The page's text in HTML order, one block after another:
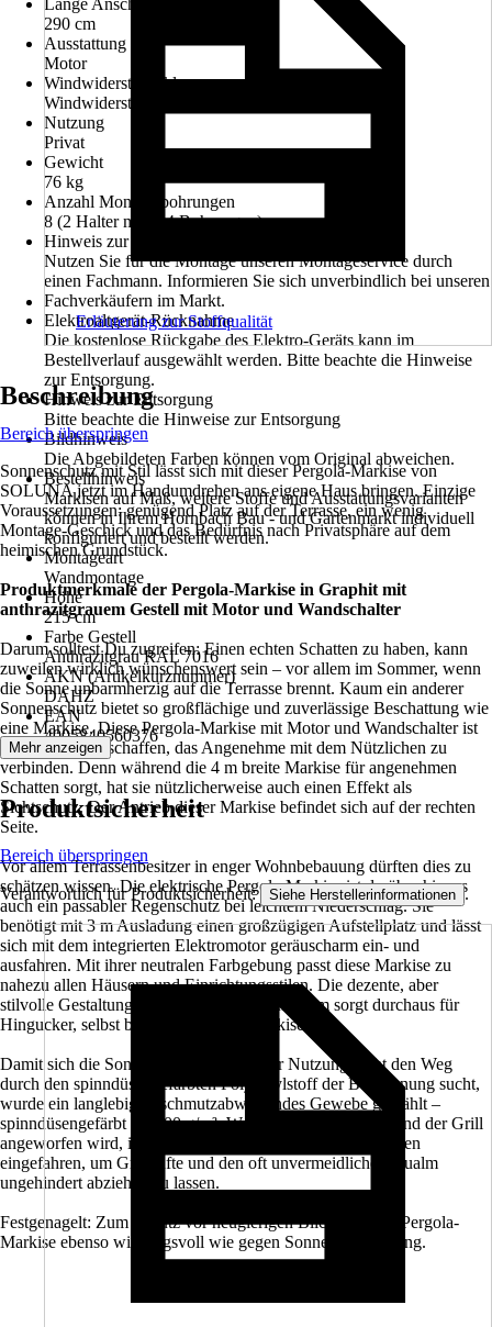
Länge Anschlusskabel
290 cm
Ausstattung
Motor
Windwiderstandsklasse
Windwiderstandsklasse 2
Nutzung
Privat
Gewicht
76 kg
Anzahl Montagebohrungen
8 (2 Halter mit je 4 Bohrungen)
Hinweis zur Montage
Nutzen Sie für die Montage unseren Montageservice durch
einen Fachmann. Informieren Sie sich unverbindlich bei unseren
Fachverkäufern im Markt.
Elektroaltgerät-Rücknahme
Die kostenlose Rückgabe des Elektro-Geräts kann im
Bestellverlauf ausgewählt werden. Bitte beachte die Hinweise
zur Entsorgung.
Hinweis zur Entsorgung
Bitte beachte die Hinweise zur Entsorgung
Bildhinweis
Die Abgebildeten Farben können vom Original abweichen.
Bestellhinweis
Markisen auf Maß, weitere Stoffe und Ausstattungsvarianten
können in Ihrem Hornbach Bau - und Gartenmarkt individuell
konfiguriert und bestellt werden.
Montageart
Wandmontage
Höhe
215 cm
Farbe Gestell
Anthrazitgrau RAL 7016
AKN (Artikelkurznummer)
DAHZ
EAN
4005840560376
Erläuterung zur Stoffqualität
Beschreibung
Bereich überspringen
Sonnenschutz mit Stil lässt sich mit dieser Pergola-Markise von
SOLUNA jetzt im Handumdrehen ans eigene Haus bringen. Einzige
Voraussetzungen: genügend Platz auf der Terrasse, ein wenig
Montage-Geschick und das Bedürfnis nach Privatsphäre auf dem
heimischen Grundstück.
Produktmerkmale der Pergola-Markise in Graphit mit
anthrazitgrauem Gestell mit Motor und Wandschalter
Darum solltest Du zugreifen: Einen echten Schatten zu haben, kann
zuweilen wirklich wünschenswert sein – vor allem im Sommer, wenn
die Sonne unbarmherzig auf die Terrasse brennt. Kaum ein anderer
Sonnenschutz bietet so großflächige und zuverlässige Beschattung wie
eine Markise. Diese Pergola-Markise mit Motor und Wandschalter ist
zudem dafür geschaffen, das Angenehme mit dem Nützlichen zu
verbinden. Denn während die 4 m breite Markise für angenehmen
Schatten sorgt, hat sie nützlicherweise auch einen Effekt als
Sichtschutz. Der Antrieb dieser Markise befindet sich auf der rechten
Seite.
Vor allem Terrassenbesitzer in enger Wohnbebauung dürften dies zu
schätzen wissen. Die elektrische Pergola-Markise ist darüber hinaus
auch ein passabler Regenschutz bei leichtem Niederschlag. Sie
benötigt mit 3 m Ausladung einen großzügigen Aufstellplatz und lässt
sich mit dem integrierten Elektromotor geräuscharm ein- und
ausfahren. Mit ihrer neutralen Farbgebung passt diese Markise zu
nahezu allen Häusern und Einrichtungsstilen. Die dezente, aber
stilvolle Gestaltung des Gestells aus Aluminium sorgt durchaus für
Hingucker, selbst bei eingefahrener Markise.
Damit sich die Sonne auch nach längerer Nutzung nicht den Weg
durch den spinndüsengefärbten Polyacrylstoff der Bespannung sucht,
wurde ein langlebiges, schmutzabweisendes Gewebe gewählt –
spinndüsengefärbt ca. 300 g/m². Wenn schließlich am Abend der Grill
angeworfen wird, ist die Pergola-Markise im Handumdrehen
eingefahren, um Grilldüfte und den oft unvermeidlichen Qualm
ungehindert abziehen zu lassen.
Festgenagelt: Zum Schutz vor neugierigen Blicken ist die Pergola-
Markise ebenso wirkungsvoll wie gegen Sonneneinstrahlung.
Mehr anzeigen
Produktsicherheit
Bereich überspringen
Verantwortlich für Produktsicherheit: Siehe Herstellerinformationen .